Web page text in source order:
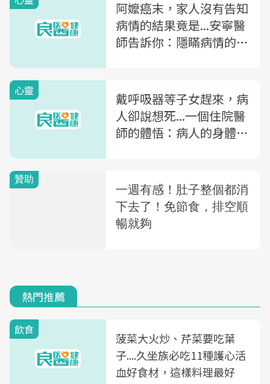
阿嬤癌末，家人沒有告知
病情的結果竟是...安寧醫
師告訴你：隱瞞病情的3
心靈
戴呼吸器等子女趕來，病
人卻說想死...一個住院醫
師的體悟：病人的身體不
熱門推薦
飲食
菠菜大火炒、芹菜要吃葉
子....久坐族必吃11種護心活
血好食材，這樣料理最好